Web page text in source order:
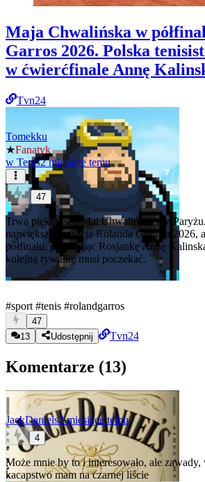
Maja Chwalińska w
Garros 2026. Polska
w ćwierćfinale Annę
Tvn24
Tomekku
★Fanatyk
w Tenis2 miesiące temu
47
Trwa piękny sen Mai Chwalińskiej w
największa sensacja Rolanda Garrosa 2026,
półfinału, pokonując Rosjankę Annę
kolejną rywalkę musi poczekać.
#sport #tenis #rolandgarros
47
13
Udostępnij Tvn24
Komentarze (13)
JackDaniels2 miesiące temu
4
Może mnie by to i interesowało, ale
kacapstwo mam na czarnej liście